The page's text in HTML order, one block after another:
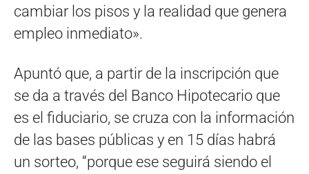
cambiar los pisos y la realidad que genera
empleo inmediato».
Apuntó que, a partir de la inscripción que
se da a través del Banco Hipotecario que
es el fiduciario, se cruza con la información
de las bases públicas y en 15 días habrá
un sorteo, “porque ese seguirá siendo el